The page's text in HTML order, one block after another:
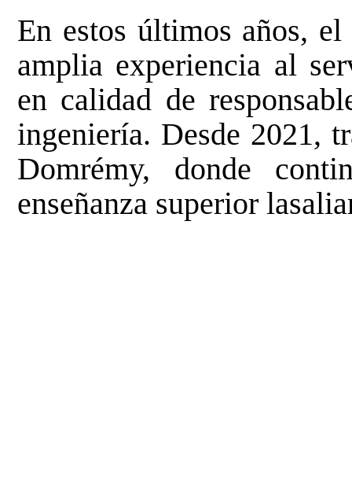
En estos últimos años,
amplia experiencia al
en calidad de
ingeniería. Desde 2021,
Domrémy, donde
enseñanza superior